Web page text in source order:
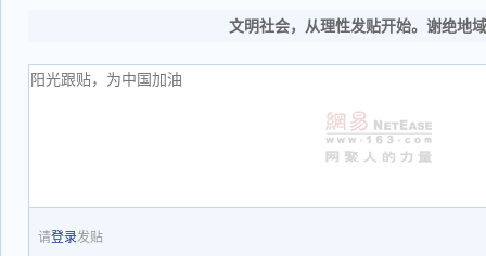
文明社会，从理性发贴开始。谢绝地
请登录发贴